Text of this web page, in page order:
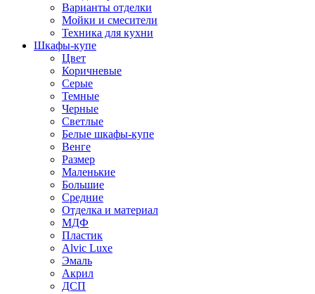
Варианты отделки
Мойки и смесители
Техника для кухни
Шкафы-купе
Цвет
Коричневые
Серые
Темные
Черные
Светлые
Белые шкафы-купе
Венге
Размер
Маленькие
Большие
Средние
Отделка и материал
МДФ
Пластик
Alvic Luxe
Эмаль
Акрил
ДСП